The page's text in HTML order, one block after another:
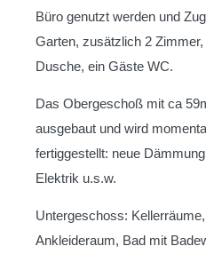
Büro genutzt werden und
Garten, zusätzlich 2
Dusche, ein Gäste WC.
Das Obergeschoß mit ca
ausgebaut und wird
fertiggestellt: neue
Elektrik u.s.w.
Untergeschoss:
Ankleideraum, Bad mit